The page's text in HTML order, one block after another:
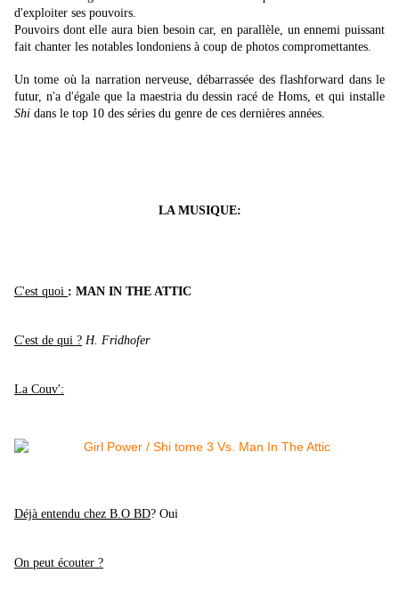
d'exploiter ses pouvoirs.
Pouvoirs dont elle aura bien besoin car, en parallèle, un ennemi puissant
fait chanter les notables londoniens à coup de photos compromettantes.
Un tome où la narration nerveuse, débarrassée des flashforward dans le
futur, n'a d'égale que la maestria du dessin racé de Homs, et qui installe
Shi dans le top 10 des séries du genre de ces dernières années.
LA MUSIQUE:
C'est quoi : MAN IN THE ATTIC
C'est de qui ? H. Fridhofer
La Couv':
Déjà entendu chez B.O BD? Oui
On peut écouter ?